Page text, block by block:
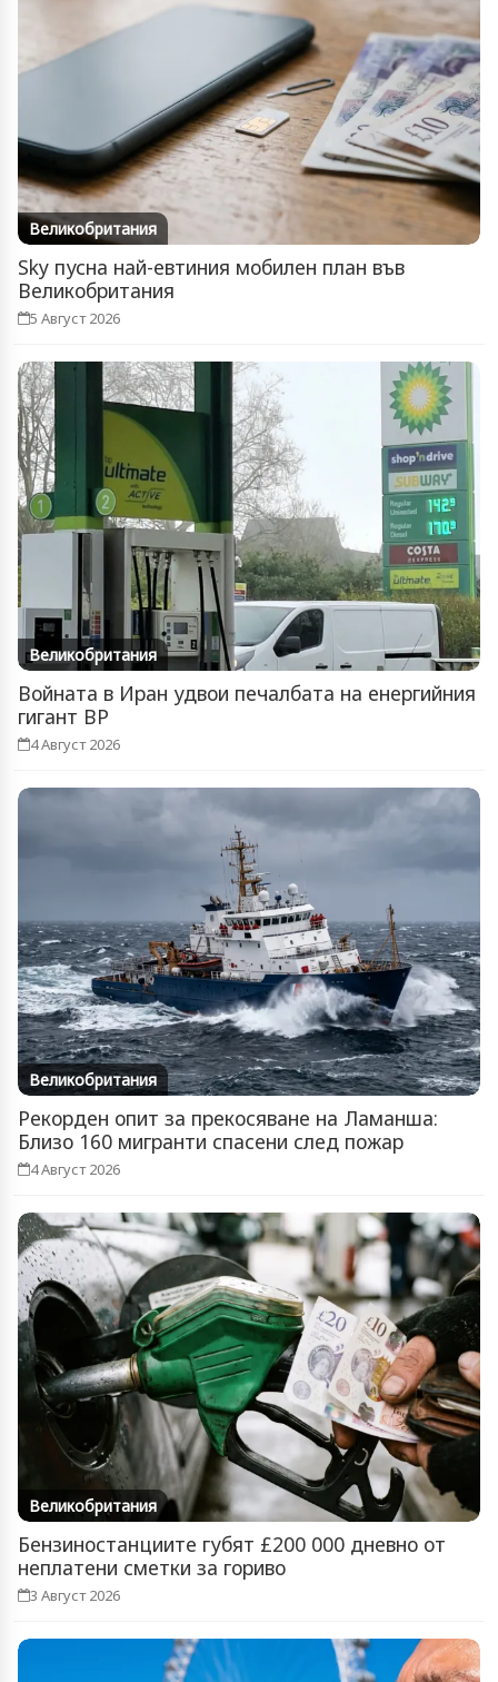
Великобритания
Sky пусна най-евтиния мобилен план във
Великобритания
5 Август 2026
Великобритания
Войната в Иран удвои печалбата на енергийния
гигант BP
4 Август 2026
Великобритания
Рекорден опит за прекосяване на Ламанша:
Близо 160 мигранти спасени след пожар
4 Август 2026
Великобритания
Бензиностанциите губят £200 000 дневно от
неплатени сметки за гориво
3 Август 2026